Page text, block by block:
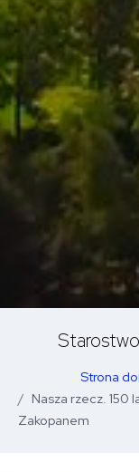
Strona
Nasza rzecz. 150
Zakopanem